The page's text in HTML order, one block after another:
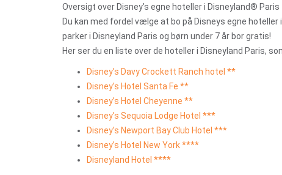
Oversigt over Disney’s egne hoteller i Disneyland® Paris
Du kan med fordel vælge at bo på Disneys egne
parker i Disneyland Paris og børn under 7 år bor gratis!
Her ser du en liste over de hoteller i Disneyland Paris,
Disney’s Davy Crockett Ranch hotel **
Disney’s Hotel Santa Fe **
Disney’s Hotel Cheyenne **
Disney’s Sequoia Lodge Hotel ***
Disney’s Newport Bay Club Hotel ***
Disney’s Hotel New York ****
Disneyland Hotel ****